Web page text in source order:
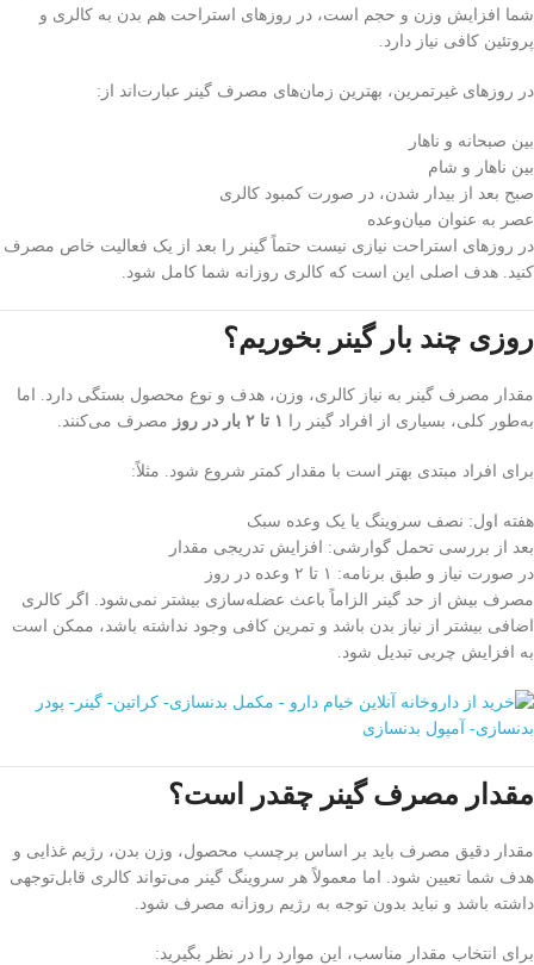
شما افزایش وزن و حجم است، در روزهای استراحت هم بدن به کالری و
پروتئین کافی نیاز دارد.
در روزهای غیرتمرین، بهترین زمان‌های مصرف گینر عبارت‌اند از:
بین صبحانه و ناهار
بین ناهار و شام
صبح بعد از بیدار شدن، در صورت کمبود کالری
عصر به عنوان میان‌وعده
در روزهای استراحت نیازی نیست حتماً گینر را بعد از یک فعالیت خاص مصرف
کنید. هدف اصلی این است که کالری روزانه شما کامل شود.
روزی چند بار گینر بخوریم؟
مقدار مصرف گینر به نیاز کالری، وزن، هدف و نوع محصول بستگی دارد. اما
به‌طور کلی، بسیاری از افراد گینر را
۱ تا ۲ بار در روز مصرف می‌کنند.
برای افراد مبتدی بهتر است با مقدار کمتر شروع شود. مثلاً:
هفته اول: نصف سروینگ یا یک وعده سبک
بعد از بررسی تحمل گوارشی: افزایش تدریجی مقدار
در صورت نیاز و طبق برنامه: ۱ تا ۲ وعده در روز
مصرف بیش از حد گینر الزاماً باعث عضله‌سازی بیشتر نمی‌شود. اگر کالری
اضافی بیشتر از نیاز بدن باشد و تمرین کافی وجود نداشته باشد، ممکن است
به افزایش چربی تبدیل شود.
مقدار مصرف گینر چقدر است؟
مقدار دقیق مصرف باید بر اساس برچسب محصول، وزن بدن، رژیم غذایی و
هدف شما تعیین شود. اما معمولاً هر سروینگ گینر می‌تواند کالری قابل‌توجهی
داشته باشد و نباید بدون توجه به رژیم روزانه مصرف شود.
برای انتخاب مقدار مناسب، این موارد را در نظر بگیرید: